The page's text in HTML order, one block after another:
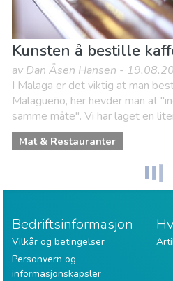
Kunsten å bestille
av Dan Åsen Hansen -
I Malaga er det viktig at man
Malagueño, her hevder man at
samme måte". Vi har laget en
Mat & Restauranter
Bedriftsinformasjon
Vilkår og betingelser
Personvern og
informasjonskapsler